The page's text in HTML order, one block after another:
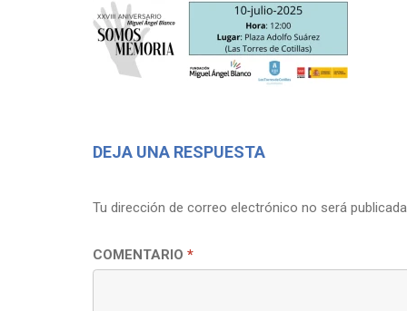
DEJA UNA RESPUESTA
Tu dirección de correo electrónico no será publicada.
COMENTARIO *